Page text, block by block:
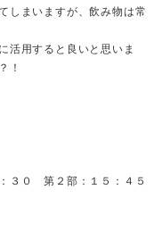
しまいますが、飲み物は常
活用すると良いと思いま
！
３０ 第２部：１５：４５